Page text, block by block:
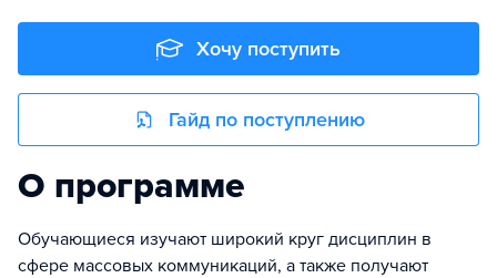
Хочу поступить
Гайд по поступлению
О программе
Обучающиеся изучают широкий круг дисциплин в
сфере массовых коммуникаций, а также получают